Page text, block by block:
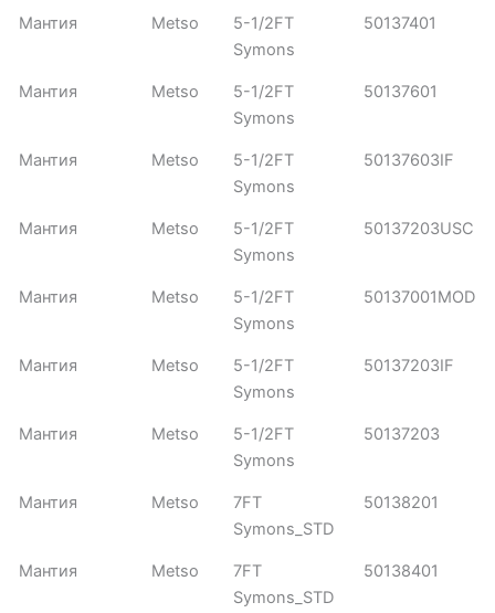
Мантия Metso
5-1/2FT
Symons
50137401
Мантия Metso
5-1/2FT
Symons
50137601
Мантия Metso
5-1/2FT
Symons
50137603IF
Мантия Metso
5-1/2FT
Symons
50137203USC
Мантия Metso
5-1/2FT
Symons
50137001MOD
Мантия Metso
5-1/2FT
Symons
50137203IF
Мантия Metso
5-1/2FT
Symons
50137203
Мантия Metso
7FT
Symons_STD
50138201
Мантия Metso
7FT
Symons_STD
50138401